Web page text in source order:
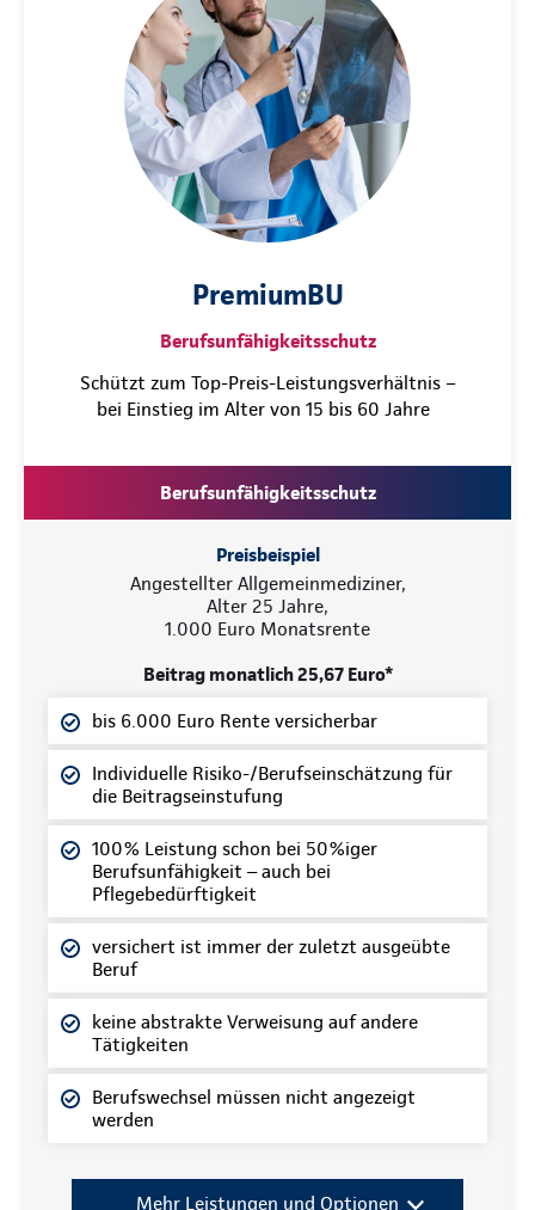
PremiumBU
Berufsunfähigkeitsschutz
Schützt zum Top-Preis-Leistungsverhältnis –
bei Einstieg im Alter von 15 bis 60 Jahre
Berufsunfähigkeitsschutz
Preisbeispiel
Angestellter Allgemeinmediziner,
Alter 25 Jahre,
1.000 Euro Monatsrente
Beitrag monatlich 25,67 Euro*
bis 6.000 Euro Rente versicherbar
Individuelle Risiko-/Berufseinschätzung für
die Beitragseinstufung
100% Leistung schon bei 50%iger
Berufsunfähigkeit –auch bei
Pflegebedürftigkeit
versichert ist immer der zuletzt ausgeübte
Beruf
keine abstrakte Verweisung auf andere
Tätigkeiten
Berufswechsel müssen nicht angezeigt
werden
Mehr Leistungen und Optionen